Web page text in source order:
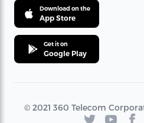
Download on the
App Store
Get it on
Google Play
© 2021 360 Telecom